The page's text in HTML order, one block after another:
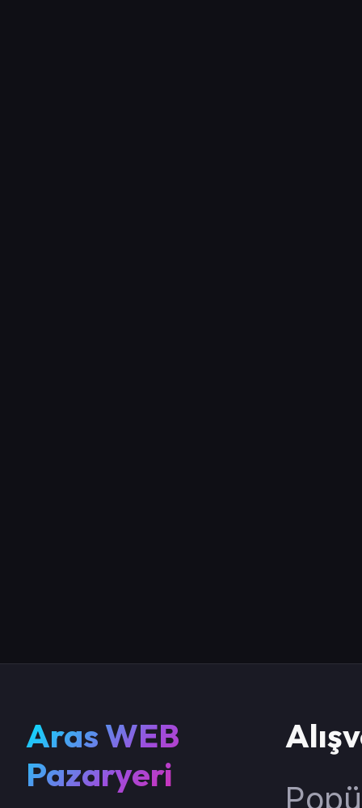
Aras WEB
Pazaryeri